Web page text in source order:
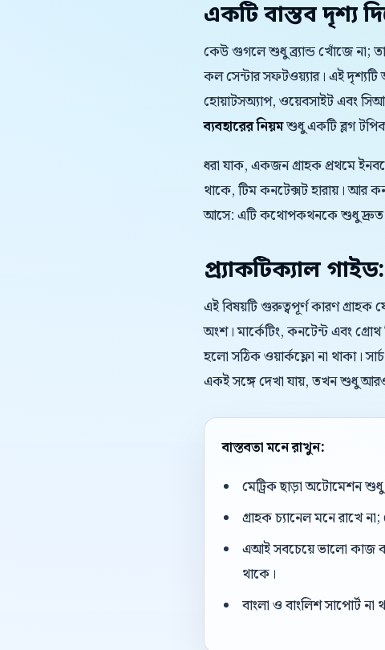
একটি বাস্তব দৃশ্য
কেউ গুগলে শুধু ব্র্যান্ড খোঁজে না;
কল সেন্টার সফটওয়্যার। এই
হোয়াটসঅ্যাপ, ওয়েবসাইট এবং
ব্যবহারের নিয়মশুধু একটি ব্লগ টপিক
ধরা যাক, একজন গ্রাহক প্রথমে
থাকে, টিম কনটেক্সট হারায়। আর
আসে: এটি কথোপকথনকে শুধু দ্রুত
প্র্যাকটিক্যাল
এই বিষয়টি গুরুত্বপূর্ণ কারণ গ্রাহক
অংশ। মার্কেটিং, কনটেন্ট এবং
হলো সঠিক ওয়ার্কফ্লো না থাকা।
একই সঙ্গে দেখা যায়, তখন শুধু
বাস্তবতা মনে রাখুন:
মেট্রিক ছাড়া অটোমেশন শুধু
গ্রাহক চ্যানেল মনে রাখে
এআই সবচেয়ে ভালো কাজ
থাকে।
বাংলা ও বাংলিশ সাপোর্ট